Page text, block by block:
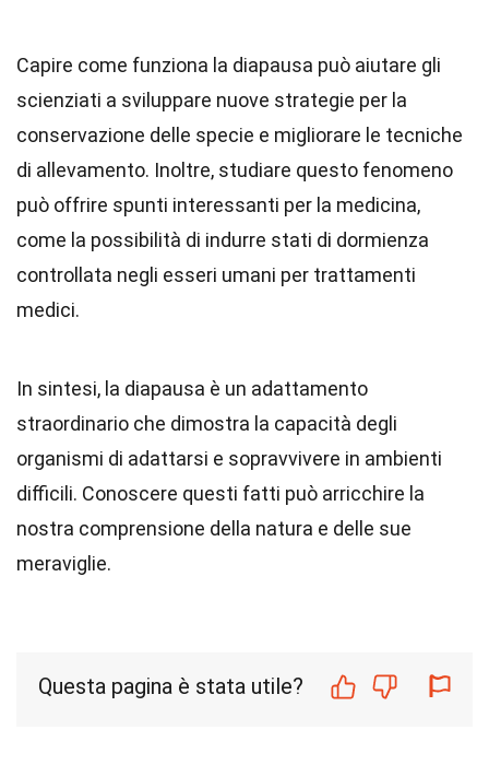
Capire come funziona la diapausa può aiutare gli
scienziati a sviluppare nuove strategie per la
conservazione delle specie e migliorare le tecniche
di allevamento. Inoltre, studiare questo fenomeno
può offrire spunti interessanti per la medicina,
come la possibilità di indurre stati di dormienza
controllata negli esseri umani per trattamenti
medici.
In sintesi, la diapausa è un adattamento
straordinario che dimostra la capacità degli
organismi di adattarsi e sopravvivere in ambienti
difficili. Conoscere questi fatti può arricchire la
nostra comprensione della natura e delle sue
meraviglie.
Questa pagina è stata utile?